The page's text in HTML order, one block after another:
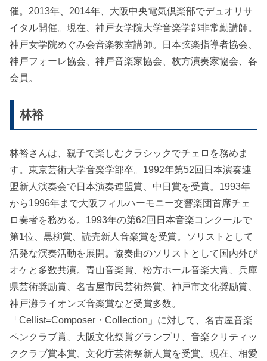
催。2013年、2014年、大阪中央電気倶楽部でデュオリサ
イタル開催。現在、神戸女学院大学音楽学部非常勤講師。
神戸女学院めぐみ会音楽教室講師。日本弦楽指導者協会、
神戸フォーレ協会、神戸音楽家協会、枚方演奏家協会、各
会員。
林裕
林裕さんは、親子で楽しむクラシックでチェロを務めま
す。東京芸術大学音楽学部卒。1992年第52回日本演奏連
盟新人演奏会で日本演奏連盟賞、中日賞を受賞。1993年
から1996年まで大阪フィルハーモニー交響楽団首席チェ
ロ奏者を務める。1993年の第62回日本音楽コンクールで
第1位、黒柳賞、読売新人音楽賞を受賞。ソリストとして
活発な演奏活動を展開。協奏曲のソリストとして国内外び
オケと多数共演。青山音楽賞、松方ホール音楽大賞、兵庫
県芸術奨励賞、名古屋市民芸術祭賞、神戸市文化奨励賞、
神戸灘ライオンズ音楽賞など受賞多数。
「Cellist=Composer・Collection」に対して、名古屋音楽
ペンクラブ賞、大阪文化祭賞グランプリ、音楽クリティッ
ククラブ賞本賞、文化庁芸術祭新人賞を受賞。現在、相愛